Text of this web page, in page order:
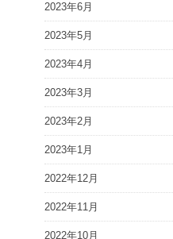
2023年6月
2023年5月
2023年4月
2023年3月
2023年2月
2023年1月
2022年12月
2022年11月
2022年10月